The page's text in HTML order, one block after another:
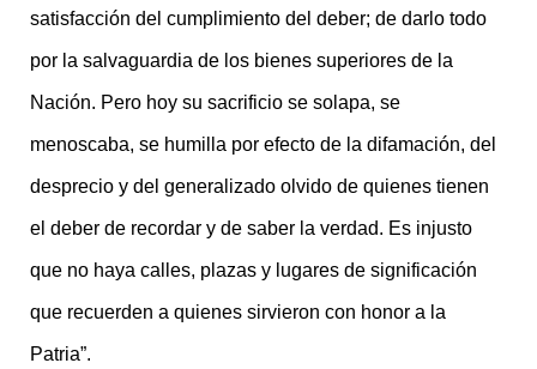
satisfacción del cumplimiento del deber; de darlo todo
por la salvaguardia de los bienes superiores de la
Nación. Pero hoy su sacrificio se solapa, se
menoscaba, se humilla por efecto de la difamación, del
desprecio y del generalizado olvido de quienes tienen
el deber de recordar y de saber la verdad. Es injusto
que no haya calles, plazas y lugares de significación
que recuerden a quienes sirvieron con honor a la
Patria”.